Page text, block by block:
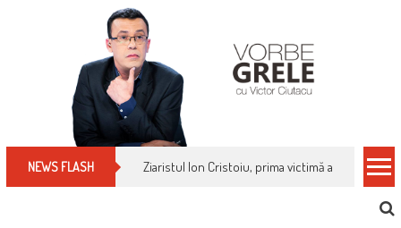
NEWS FLASH Ziaristul Ion Cristoiu, prima victimă a noi